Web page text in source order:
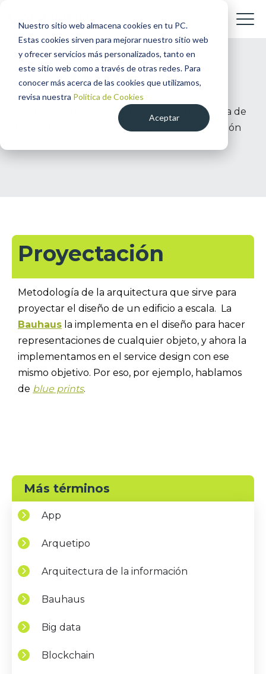
Nuestro sitio web almacena cookies en tu PC.
Estas cookies sirven para mejorar nuestro sitio web
y ofrecer servicios más personalizados, tanto en
este sitio web como a través de otras redes. Para
conocer más acerca de las cookies que utilizamos,
revisa nuestra Política de Cookies
Aceptar
Glosario
Encuentra aquí contenido sobre terminología de
diseño digital, UX y UI, Service design, innovación
abierta, canales digitales, portales web y apps.
Proyectación
Metodología de la arquitectura que sirve para
proyectar el diseño de un edificio a escala. La
Bauhaus la implementa en el diseño para hacer
representaciones de cualquier objeto, y ahora la
implementamos en el service design con ese
mismo objetivo. Por eso, por ejemplo, hablamos
de blue prints.
Más términos
App
Arquetipo
Arquitectura de la información
Bauhaus
Big data
Blockchain